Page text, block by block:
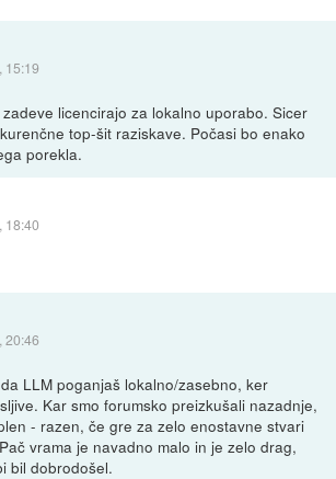
15:19
licencirajo za lokalno uporabo. Sicer
top-šit raziskave. Počasi bo enako
porekla.
18:40
20:46
LLM poganjaš lokalno/zasebno, ker
Kar smo forumsko preizkušali nazadnje,
- razen, če gre za zelo enostavne stvari
vrama je navadno malo in je zelo drag,
bil dobrodošel.